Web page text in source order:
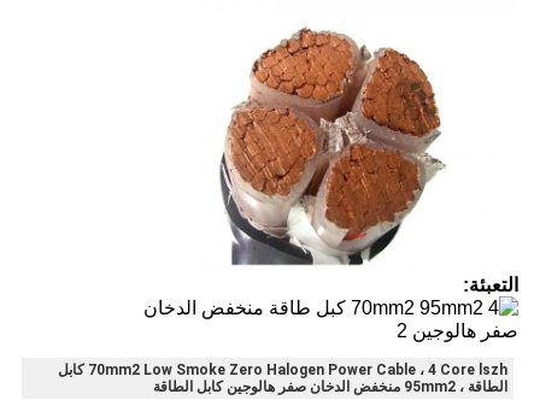
التعبئة:
70mm2 Low Smoke Zero Halogen Power Cable ، 4 Core lszh كابل
الطاقة ، 95mm2 منخفض الدخان صفر هالوجين كابل الطاقة